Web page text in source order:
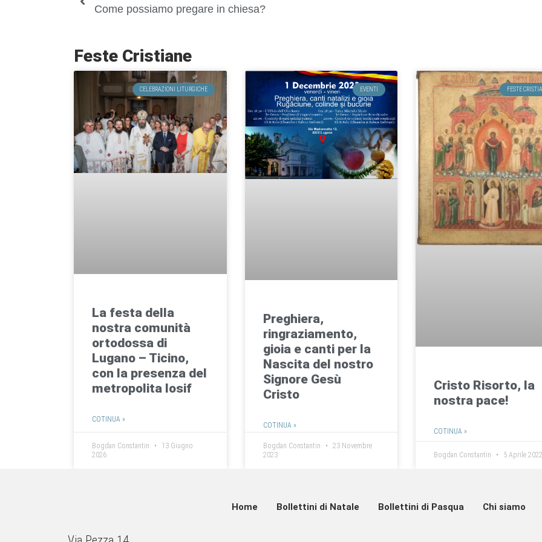
Come possiamo pregare in chiesa?
Feste Cristiane
CELEBRAZIONI LITURGICHE
La festa della
nostra comunità
ortodossa di
Lugano – Ticino,
con la presenza del
metropolita Iosif
COTINUA »
Bogdan Constantin
13 Giugno
2026
EVENTI
Preghiera,
ringraziamento,
gioia e canti per la
Nascita del nostro
Signore Gesù
Cristo
COTINUA »
Bogdan Constantin
23 Novembre
2023
FESTE
Cristo Risorto, la
nostra pace!​
COTINUA »
Bogdan Constantin 5 Aprile 2022
Home Bollettini di Natale Bollettini di Pasqua Chi siamo